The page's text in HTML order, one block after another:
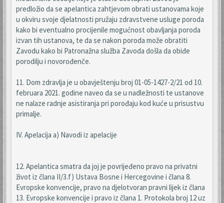
predložio da se apelantica zahtjevom obrati ustanovama koje
u okviru svoje djelatnosti pružaju zdravstvene usluge poroda
kako bi eventualno procijenile mogućnost obavljanja poroda
izvan tih ustanova, te da se nakon poroda može obratiti
Zavodu kako bi Patronažna služba Zavoda došla da obiđe
porodilju i novorođenče.
11. Dom zdravlja je u obavještenju broj 01-05-1427-2/21 od 10.
februara 2021. godine naveo da se u nadležnosti te ustanove
ne nalaze radnje asistiranja pri porođaju kod kuće u prisustvu
primalje.
IV. Apelacija a) Navodi iz apelacije
12. Apelantica smatra da joj je povrijeđeno pravo na privatni
život iz člana II/3.f) Ustava Bosne i Hercegovine i člana 8.
Evropske konvencije, pravo na djelotvoran pravni lijek iz člana
13. Evropske konvencije i pravo iz člana 1. Protokola broj 12 uz